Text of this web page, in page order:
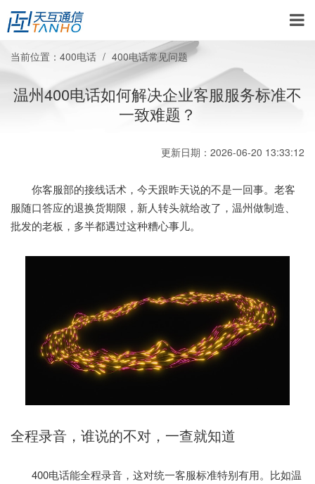
当前位置： 400电话 400电话常见问题
温州400电话如何解决企业客服服务标准不
一致难题？
更新日期：2026-06-20 13:33:12
你客服部的接线话术，今天跟昨天说的不是一回事。老客
服随口答应的退换货期限，新人转头就给改了，温州做制造、
批发的老板，多半都遇过这种糟心事儿。
全程录音，谁说的不对，一查就知道
400电话能全程录音，这对统一客服标准特别有用。比如温